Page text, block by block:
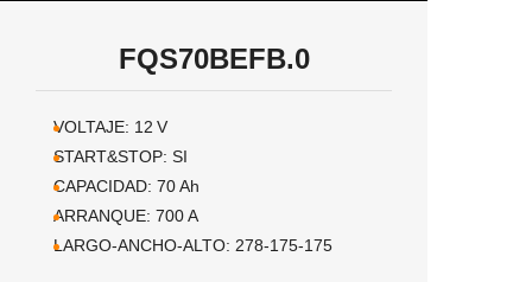
FQS70BEFB.0
VOLTAJE: 12 V
START&STOP: SI
CAPACIDAD: 70Ah
ARRANQUE: 700A
LARGO-ANCHO-ALTO: 278-175-175